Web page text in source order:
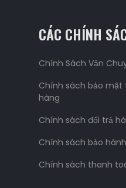
CÁC CHÍNH
Chính Sách Vận
Chính sách bảo
hàng
Chính sách đổi trả
Chính sách bảo hành
Chính sách thanh